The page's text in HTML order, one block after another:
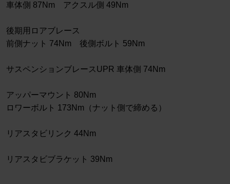
車体側 87Nm アクスル側 49Nm
後期用ロアブレース
前側ナット 74Nm 後側ボルト 59Nm
サスペンションブレースUPR 車体側 74Nm
アッパーマウント 80Nm
ロワーボルト 173Nm（ナット側で締める）
リアスタビリンク 44Nm
リアスタビブラケット 39Nm